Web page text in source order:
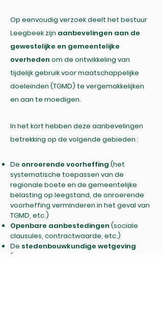
Op eenvoudig verzoek deelt het bestuur
Leegbeek zijn aanbevelingen aan de
gewestelijke en gemeentelijke
overheden om de ontwikkeling van
tijdelijk gebruik voor maatschappelijke
doeleinden (TGMD) te vergemakkelijken
en aan te moedigen.
In het kort hebben deze aanbevelingen
betrekking op de volgende gebieden :
De onroerende voorheffing (het
systematische toepassen van de
regionale boete en de gemeentelijke
belasting op leegstand, de onroerende
voorheffing verminderen in het geval van
TGMD, etc.)
Openbare aanbestedingen (sociale
clausules, contractwaarde, etc.)
De stedenbouwkundige wetgeving
(vrijstelling van het aanvragen van een